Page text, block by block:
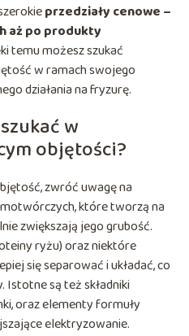
przedziały cenowe –
aż po produkty
temu możesz szukać
w ramach swojego
działania na fryzurę.
w
objętości?
zwróć uwagę na
które tworzą na
zwiększają jego grubość.
ryżu) oraz niektóre
się separować i układać, co
są też składniki
oraz elementy formuły
elektryzowanie.